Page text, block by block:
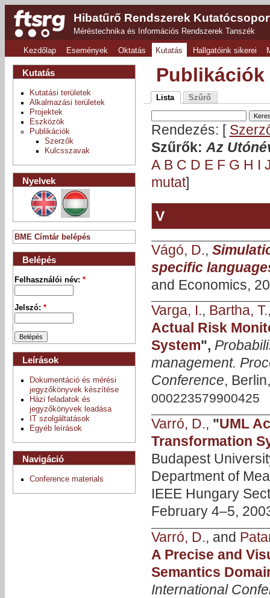
Hibatűrő Rendszerek
Méréstechnika és Információs Rendszerek Tanszék
Kezdőlap Események Oktatás Kutatás Hallgatóink sikerei
Publikációk
Lista Szűrő
Rendezés: [
Szűrők:Az
A B C D E F G H I
mutat]
V
Vágó, D.,
specific
and Economics,
Varga, I., Bartha, T.
Actual Risk
System",
management.
Conference,
000223579900425
Varró, D., "UML
Transformation
Budapest
Department of
IEEE Hungary
February 4–5,
Varró, D., and
A Precise and
Semantics
International
Kutatás
Kutatási területek
Alkalmazási területek
Projektek
Eszközök
Publikációk
Szerzők
Kulcsszavak
Nyelvek
BME Címtár belépés
Belépés
Felhasználói név:*
Jelszó:*
Leírások
Dokumentáció és mérési
jegyzőkönyvek készítése
Házi feladatok és
jegyzőkönyvek leadása
IT szolgáltatások
Egyéb leírások
Navigáció
Conference materials